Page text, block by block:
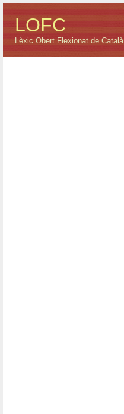
LOFC
Lèxic Obert Flexionat de Català